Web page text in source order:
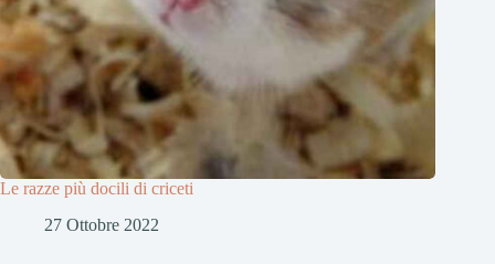
Le razze più docili di criceti
27 Ottobre 2022